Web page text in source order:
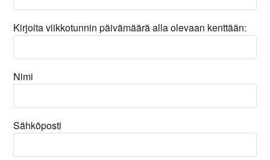
Kirjoita viikkotunnin päivämäärä alla olevaan kenttään:
Nimi
Sähköposti